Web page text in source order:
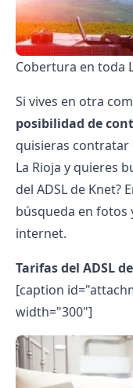
Cobertura en toda
Si vives en otra
posibilidad de
quisieras contratar
La Rioja y quieres
del ADSL de Knet?
búsqueda en fotos
internet.
Tarifas del ADSL
[caption
width="300"]